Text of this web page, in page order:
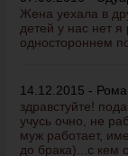
Жена уехала в
детей у нас нет я
одностороннем
14.12.2015 -
здравстуйте!
учусь очно, не
муж работает,
до брака)...с кем